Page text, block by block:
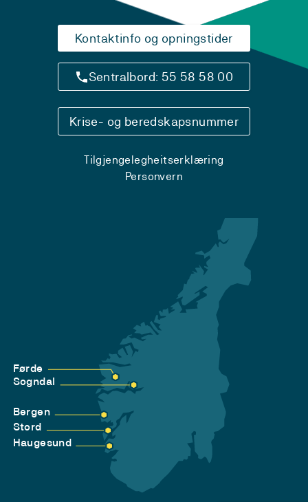
Kontaktinfo og opningstider
Sentralbord: 55 58 58 00
Krise- og beredskapsnummer
Tilgjengelegheitserklæring
Personvern
Førde
Sogndal
Bergen
Stord
Haugesund